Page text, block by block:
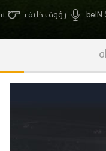
beIN رؤوف خليف